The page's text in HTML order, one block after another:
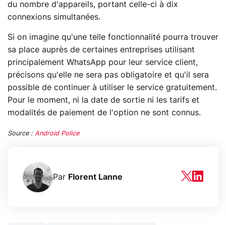
du nombre d'appareils, portant celle-ci à dix
connexions simultanées.
Si on imagine qu'une telle fonctionnalité pourra trouver
sa place auprès de certaines entreprises utilisant
principalement WhatsApp pour leur service client,
précisons qu'elle ne sera pas obligatoire et qu'il sera
possible de continuer à utiliser le service gratuitement.
Pour le moment, ni la date de sortie ni les tarifs et
modalités de paiement de l'option ne sont connus.
Source : Android Police
Par Florent Lanne